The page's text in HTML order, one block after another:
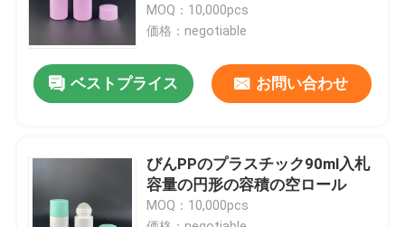
見積依頼
化粧品の空気のないびん
化粧品のローションのびん
化粧品のクリーム色の瓶
MOQ：10,000pcs
価格：negotiable
ベストプライス お問い合わせ
びんPPのプラスチック90ml入札
容量の円形の容積の空ロール
MOQ：10,000pcs